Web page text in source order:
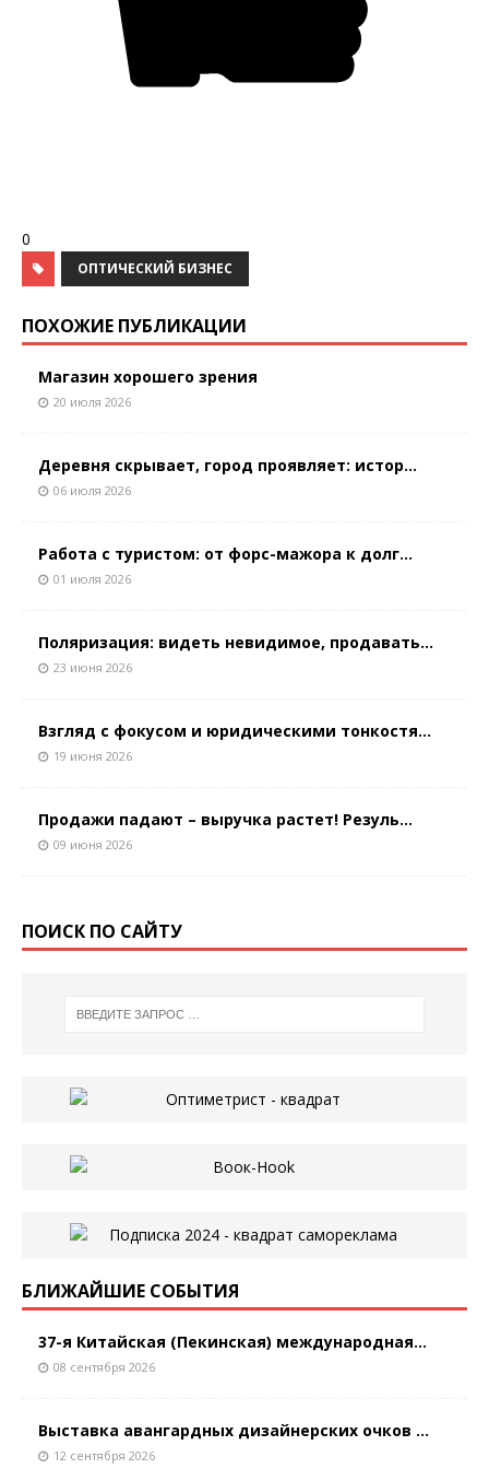
0
ОПТИЧЕСКИЙ БИЗНЕС
ПОХОЖИЕ ПУБЛИКАЦИИ
Магазин хорошего зрения
20 июля 2026
Деревня скрывает, город проявляет: истор...
06 июля 2026
Работа с туристом: от форс-мажора к долг...
01 июля 2026
Поляризация: видеть невидимое, продавать...
23 июня 2026
Взгляд с фокусом и юридическими тонкостя...
19 июня 2026
Продажи падают – выручка растет! Резуль...
09 июня 2026
ПОИСК ПО САЙТУ
БЛИЖАЙШИЕ СОБЫТИЯ
37-я Китайская (Пекинская) международная...
08 сентября 2026
Выставка авангардных дизайнерских очков ...
12 сентября 2026